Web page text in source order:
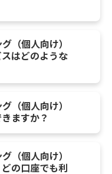
（個人向け）
はどのような
（個人向け）
ますか？
（個人向け）
の口座でも利